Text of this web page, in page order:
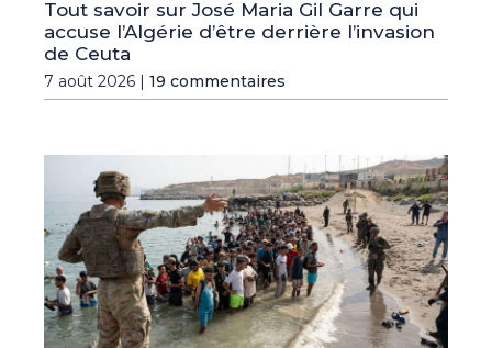
Tout savoir sur José Maria Gil Garre qui
accuse l’Algérie d’être derrière l’invasion
de Ceuta
7 août 2026 | 19 commentaires